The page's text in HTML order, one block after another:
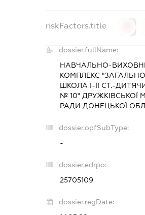
riskFactors.title
dossier.fullName:
НАВЧАЛЬНО-
КОМПЛЕКС
ШКОЛА I-II СТ.-
№ 10" ДРУЖКІВСЬКОЇ
РАДИ ДОНЕЦЬКОЇ
dossier.opfSubType:
-
dossier.edrpo:
25705109
dossier.regDate: